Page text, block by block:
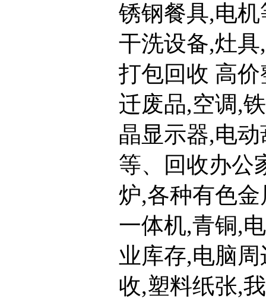
锈钢餐具,电
干洗设备,灶
打包回收 高
迁废品,空调,
晶显示器,电
等、回收办公
炉,各种有色
一体机,青铜,
业库存,电脑
收,塑料纸张,